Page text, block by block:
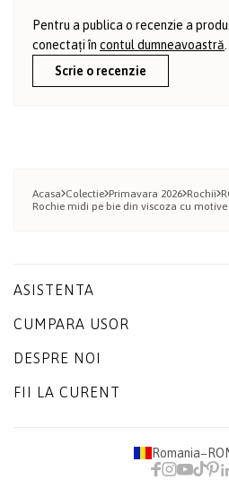
Pentru a publica o recenzie a
conectați în contul dumneavoastră
Scrie o recenzie
Acasa Colectie Primavara 2026 Rochii
Rochie midi pe bie din viscoza cu
ASISTENTA
CUMPARA USOR
DESPRE NOI
FII LA CURENT
Romania−